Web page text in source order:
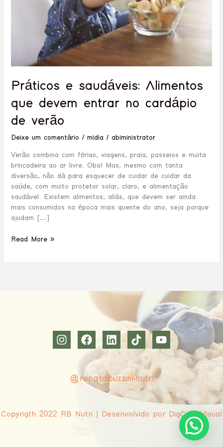
Práticos e saudáveis: Alimentos
que devem entrar no cardápio
de verão
Deixe um comentário /midia /abiministrator
Verão combina com férias, viagens, praia, passeios e muita
brincadeira ao ar livre. Oba! Mas, mesmo com tanta
diversão, não dá para esquecer de cuidar de cuidar da
saúde, com muito protetor solar, claro, e alimentação
saudável. Existem alimentos, aliás, que devem ser ainda
mais consumidos na época mais quente do ano, seja porque
ajudam […]
Read More »
@renatabuzzini.nutri
Copyrigth 2022 RB Nutri | Desenvolvido por DigCom Visual